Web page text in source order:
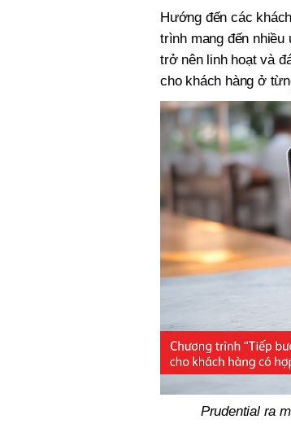
Hướng đến các
trình mang đến
trở nên linh hoạt và
cho khách hàng ở
Prudential ra